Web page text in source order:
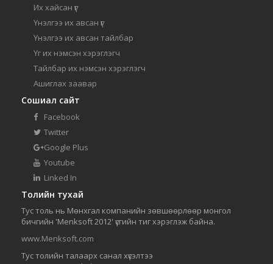
Их хайсан үг
Үнэлгээ их авсан үг
Үнэлгээ их авсан тайлбар
Үг их нэмсэн хэрэглэгч
Тайлбар их нэмсэн хэрэглэгч
Ашиглах заавар
Сошиал сайт
Facebook
Twitter
Google Plus
Youtube
Linked In
Толийн тухай
Тус толь нь Мөнхгал компанийн зөвшөөрлөөр монгол
бичгийн 'Menksoft 2012' үсгийн тиг хэрэглэж байна.
www.Menksoft.com
Тус толийн талаарх санал хүсэлтээ